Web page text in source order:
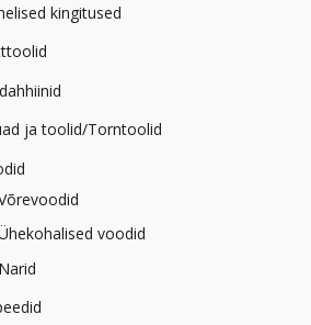
kingitused
ja toolid/Torntoolid
voodid
Narid